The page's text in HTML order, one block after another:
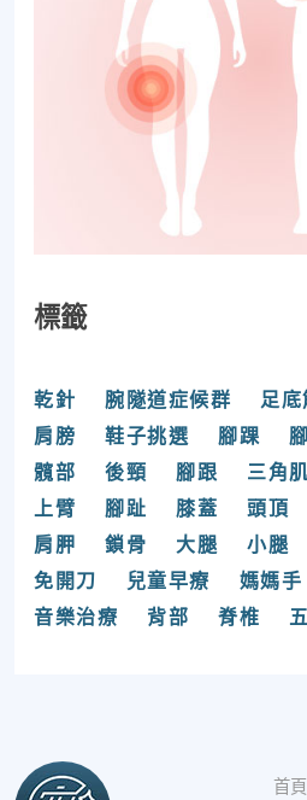
標籤
乾針 腕隧道症候群 足底
肩膀
鞋子挑選 腳踝
髖部
後頸 腳跟 三角肌
上臂
腳趾 膝蓋 頭頂
肩胛
鎖骨 大腿 小腿
免開刀
兒童早療 媽媽手
音樂治療
背部 脊椎
首頁